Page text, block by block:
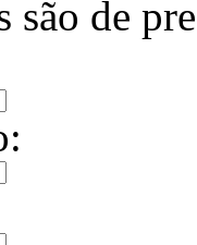
são de